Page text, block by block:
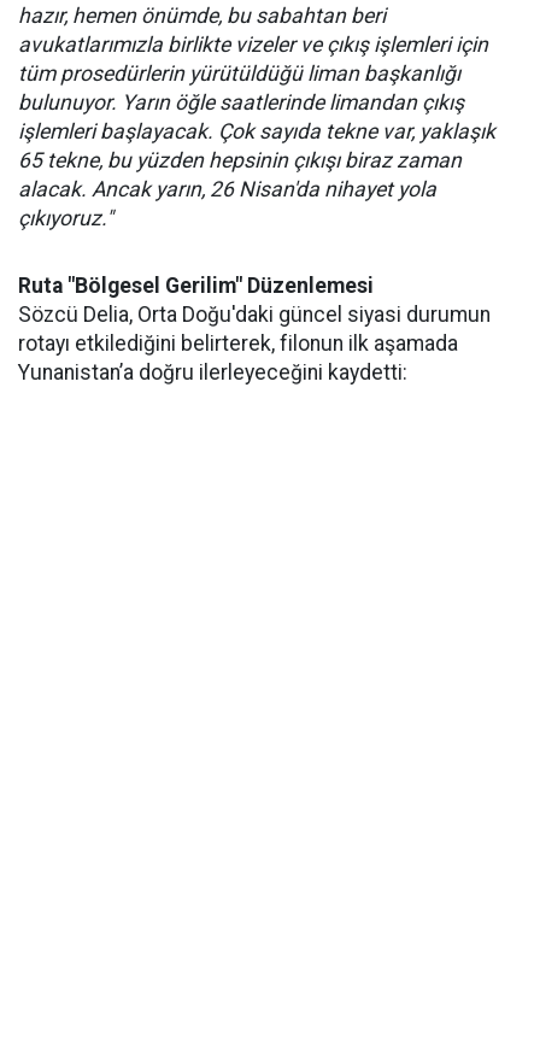
hazır, hemen önümde, bu sabahtan beri
avukatlarımızla birlikte vizeler ve çıkış işlemleri için
tüm prosedürlerin yürütüldüğü liman başkanlığı
bulunuyor. Yarın öğle saatlerinde limandan çıkış
işlemleri başlayacak. Çok sayıda tekne var, yaklaşık
65 tekne, bu yüzden hepsinin çıkışı biraz zaman
alacak. Ancak yarın, 26 Nisan'da nihayet yola
çıkıyoruz."
Ruta "Bölgesel Gerilim" Düzenlemesi
Sözcü Delia, Orta Doğu'daki güncel siyasi durumun
rotayı etkilediğini belirterek, filonun ilk aşamada
Yunanistan’a doğru ilerleyeceğini kaydetti: